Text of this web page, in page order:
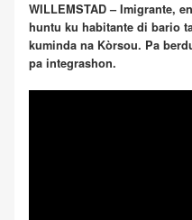
WILLEMSTAD – Imigrante,
huntu ku habitante di bario
kuminda na Kòrsou. Pa
pa integrashon.